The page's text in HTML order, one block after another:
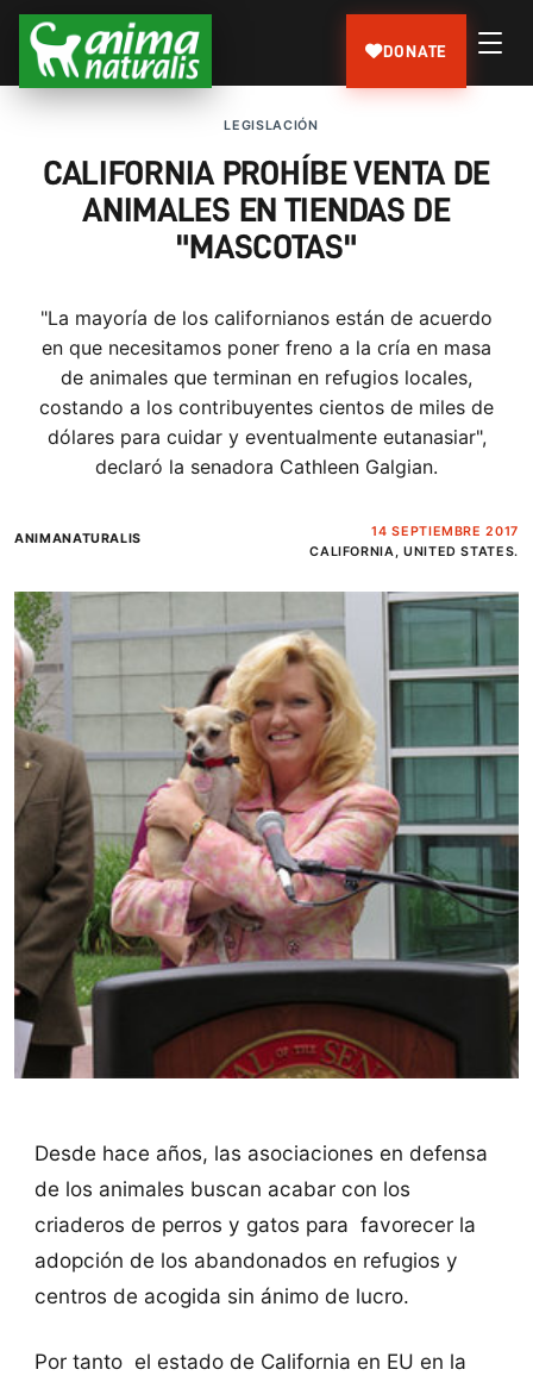
DONATE
LEGISLACIÓN
CALIFORNIA PROHÍBE VENTA DE
ANIMALES EN TIENDAS DE
"MASCOTAS"
"La mayoría de los californianos están de acuerdo
en que necesitamos poner freno a la cría en masa
de animales que terminan en refugios locales,
costando a los contribuyentes cientos de miles de
dólares para cuidar y eventualmente eutanasiar",
declaró la senadora Cathleen Galgian.
ANIMANATURALIS
14 SEPTIEMBRE 2017
CALIFORNIA, UNITED STATES.
Desde hace años, las asociaciones en defensa
de los animales buscan acabar con los
criaderos de perros y gatos para favorecer la
adopción de los abandonados en refugios y
centros de acogida sin ánimo de lucro.
Por tanto el estado de California en EU en la